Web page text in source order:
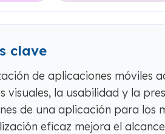
clave
de aplicaciones móviles
visuales, la usabilidad y la
de una aplicación para los
eficaz mejora el